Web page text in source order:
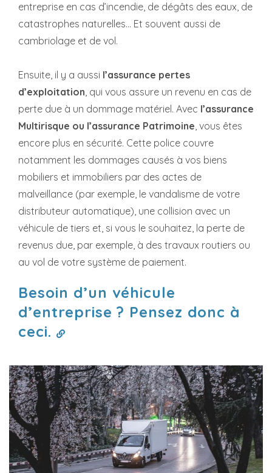
entreprise en cas d’incendie, de dégâts des eaux, de
catastrophes naturelles... Et souvent aussi de
cambriolage et de vol.
Ensuite, il y a aussi l’assurance pertes
d’exploitation, qui vous assure un revenu en cas de
perte due à un dommage matériel. Avec l’assurance
Multirisque ou l’assurance Patrimoine, vous êtes
encore plus en sécurité. Cette police couvre
notamment les dommages causés à vos biens
mobiliers et immobiliers par des actes de
malveillance (par exemple, le vandalisme de votre
distributeur automatique), une collision avec un
véhicule de tiers et, si vous le souhaitez, la perte de
revenus due, par exemple, à des travaux routiers ou
au vol de votre système de paiement.
Besoin d’un véhicule
d’entreprise ? Pensez donc à
ceci.